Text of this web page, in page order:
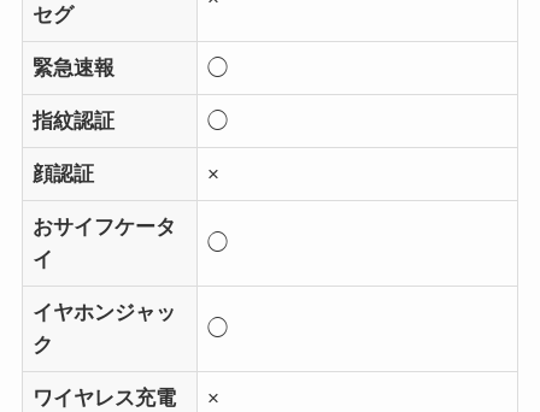
セグ
緊急速報 ◯
指紋認証 ◯
顔認証 ×
おサイフケータ
イ
◯
イヤホンジャッ
ク
◯
ワイヤレス充電 ×